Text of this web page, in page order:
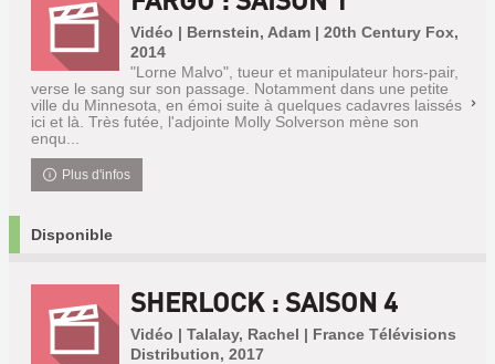
Vidéo | Bernstein, Adam | 20th Century Fox,
2014
"Lorne Malvo", tueur et manipulateur hors-pair,
verse le sang sur son passage. Notamment dans une petite
ville du Minnesota, en émoi suite à quelques cadavres laissés
ici et là. Très futée, l'adjointe Molly Solverson mène son
enqu...
Plus d'infos
Disponible
SHERLOCK : SAISON 4
Vidéo | Talalay, Rachel | France Télévisions
Distribution, 2017